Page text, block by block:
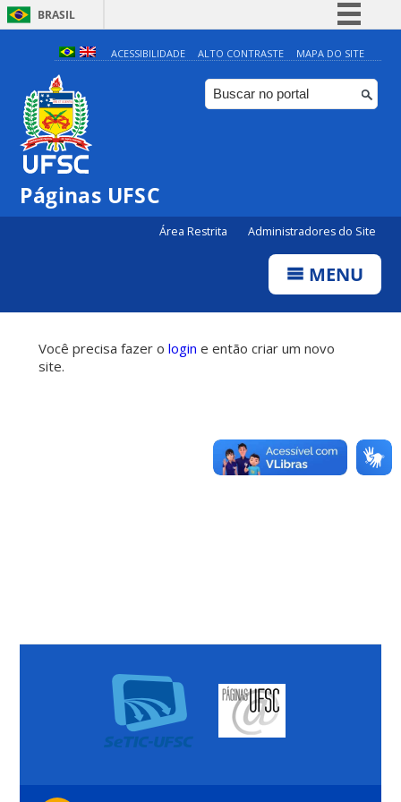
BRASIL
Simplifique!
Comunica BR
Participe
ACESSIBILIDADE ALTO CONTRASTE MAPA DO SITE
Páginas UFSC
Área Restrita Administradores do Site
MENU
Você precisa fazer o login e então criar um novo
site.